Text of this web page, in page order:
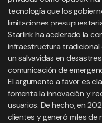
tecnología que los
limitaciones
Starlink ha acelerado la
infraestructura tradicional
un salvavidas en
comunicación de
El argumento a favor es
fomenta la innovación y
usuarios. De hecho, en
clientes y generó miles de